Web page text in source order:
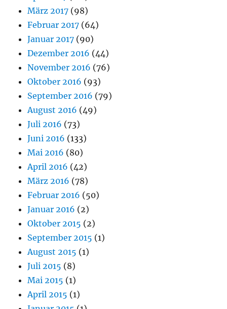
März 2017 (98)
Februar 2017 (64)
Januar 2017 (90)
Dezember 2016 (44)
November 2016 (76)
Oktober 2016 (93)
September 2016 (79)
August 2016 (49)
Juli 2016 (73)
Juni 2016 (133)
Mai 2016 (80)
April 2016 (42)
März 2016 (78)
Februar 2016 (50)
Januar 2016 (2)
Oktober 2015 (2)
September 2015 (1)
August 2015 (1)
Juli 2015 (8)
Mai 2015 (1)
April 2015 (1)